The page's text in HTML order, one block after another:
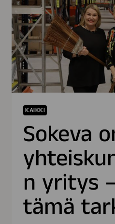
PYSYY
POISSA
TODELLA
PITKÄÄN”
KAIKKI
Sokeva
n yritys
tämä